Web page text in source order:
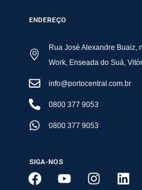
ENDEREÇO
Rua José Alexandre Buaiz,
Work, Enseada do Suá,
info@portocentral.com.br
0800 377 9053
0800 377 9053
SIGA-NOS